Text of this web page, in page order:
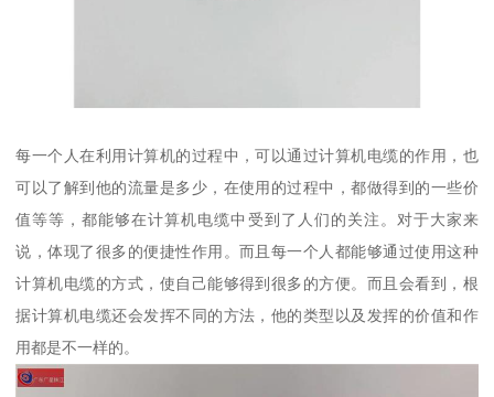
每一个人在利用计算机的过程中，可以通过计算机电缆的作用，也
可以了解到他的流量是多少，在使用的过程中，都做得到的一些价
值等等，都能够在计算机电缆中受到了人们的关注。对于大家来
说，体现了很多的便捷性作用。而且每一个人都能够通过使用这种
计算机电缆的方式，使自己能够得到很多的方便。而且会看到，根
据计算机电缆还会发挥不同的方法，他的类型以及发挥的价值和作
用都是不一样的。